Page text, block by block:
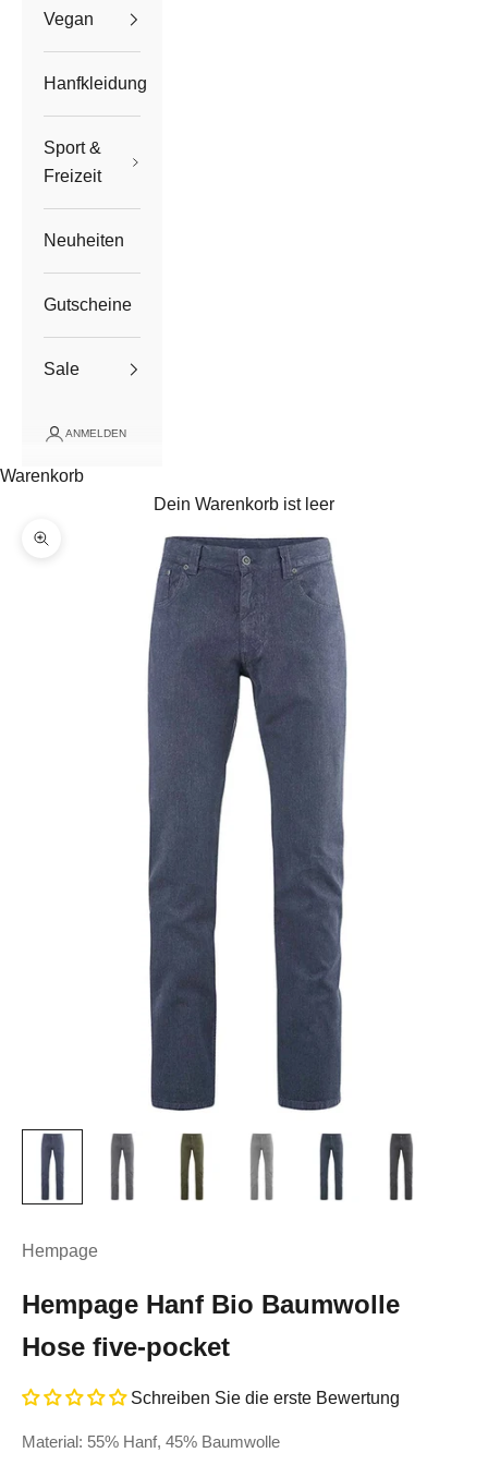
Vegan
Hanfkleidung
Sport &
Freizeit
Neuheiten
Gutscheine
Sale
ANMELDEN
Warenkorb
Dein Warenkorb ist leer
Bild vergrößern
Hempage
Hempage Hanf Bio Baumwolle
Hose five-pocket
Schreiben Sie die erste Bewertung
Material: 55% Hanf, 45% Baumwolle